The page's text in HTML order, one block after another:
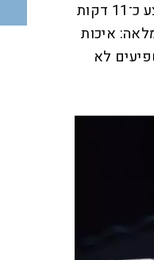
הפער אינו גדול במיוחד. במחקר אחד נמצא כי נשים ישנות בממוצע כ־11 דקות
איכות
לא